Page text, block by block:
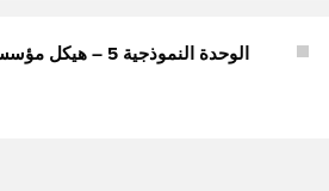
الوحدة النموذجية 5